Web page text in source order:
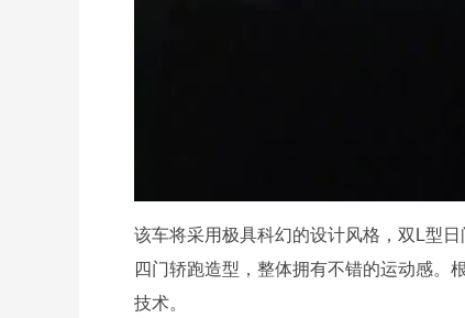
该车将采用极具科幻的设计风格，双L型
四门轿跑造型，整体拥有不错的运动感。
技术。